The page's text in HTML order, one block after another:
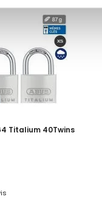
Titalium 40Twins